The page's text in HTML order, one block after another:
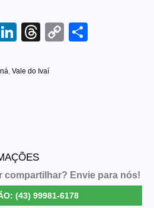
X LinkedIn
Threads
Copy
, Vale do Ivaí
compartilhar? Envie para nós!
(43) 99981-6178